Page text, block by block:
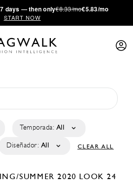
days — then only€8.33/mo€5.83/mo
START NOW
Temporada: All
Diseñador: All CLEAR ALL
SUMMER 2020 LOOK 24